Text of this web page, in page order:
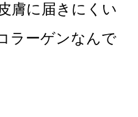
膚に届きにくい
ラーゲンなんで